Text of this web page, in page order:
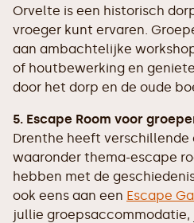
Orvelte is een historisch
vroeger kunt ervaren.
aan ambachtelijke
of houtbewerking en
door het dorp en de oude
5. Escape Room voor
Drenthe heeft verschillende
waaronder thema-escape
hebben met de
ook eens aan een Escape
jullie groepsaccommodatie,